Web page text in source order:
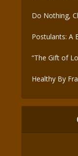
Do Nothing,
Postulants: A
“The Gift of
Healthy By